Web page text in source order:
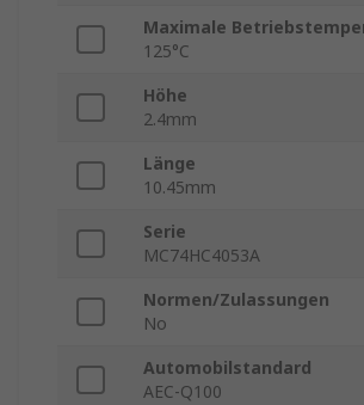
Maximale
125°C
Höhe
2.4mm
Länge
10.45mm
Serie
MC74HC4053A
Normen/Zulassungen
No
Automobilstandard
AEC-Q100